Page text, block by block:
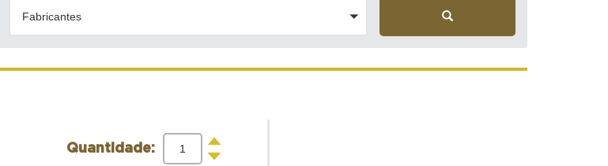
Fabricantes
Quantidade:
+
-